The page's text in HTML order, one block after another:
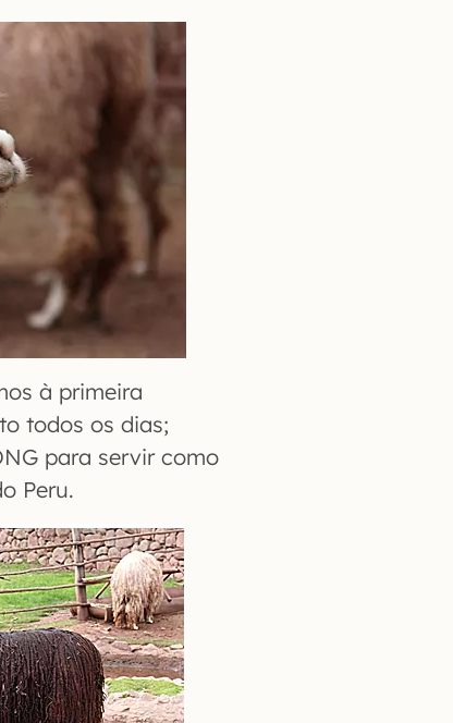
à primeira
todos os dias;
para servir como
Peru.